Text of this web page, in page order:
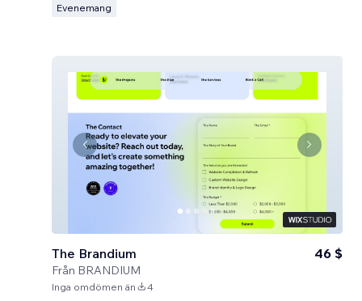
Evenemang
The Brandium
Från BRANDIUM
46 $
Inga omdömen än 4